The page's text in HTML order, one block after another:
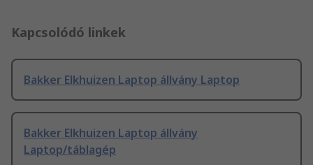
Kapcsolódó linkek
Bakker Elkhuizen Laptop állvány Laptop
Bakker Elkhuizen Laptop állvány
Laptop/táblagép